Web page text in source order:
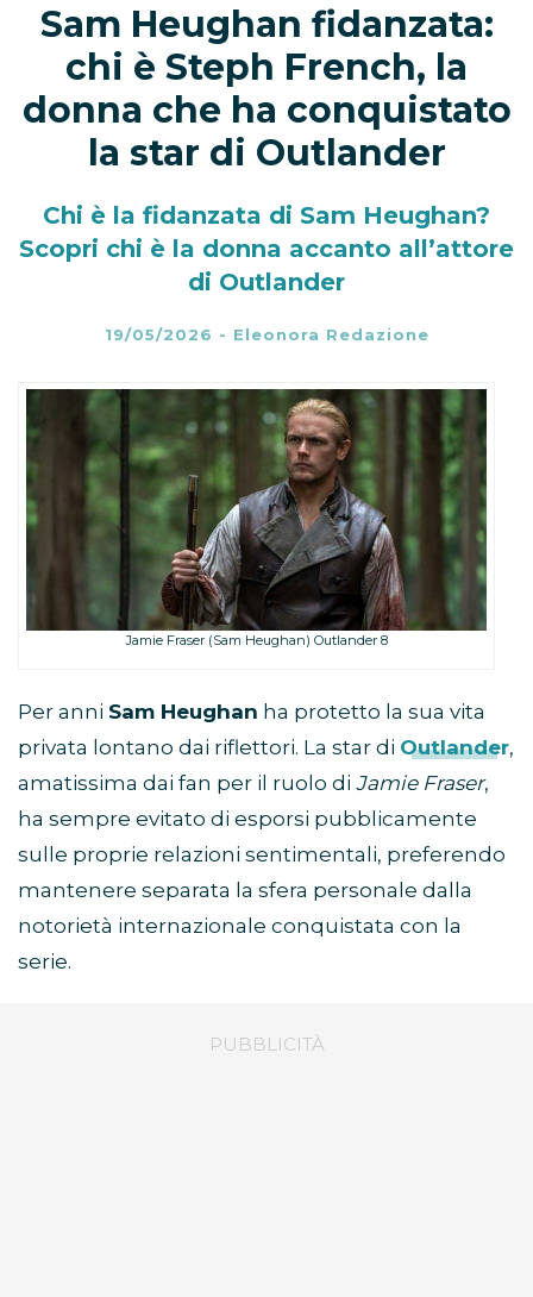
Sam Heughan fidanzata:
chi è Steph French, la
donna che ha conquistato
la star di Outlander
Chi è la fidanzata di Sam Heughan?
Scopri chi è la donna accanto all’attore
di Outlander
19/05/2026 - Eleonora Redazione
Jamie Fraser (Sam Heughan) Outlander 8
Per anni Sam Heughan ha protetto la sua vita
privata lontano dai riflettori. La star di Outlander,
amatissima dai fan per il ruolo di Jamie Fraser,
ha sempre evitato di esporsi pubblicamente
sulle proprie relazioni sentimentali, preferendo
mantenere separata la sfera personale dalla
notorietà internazionale conquistata con la
serie.